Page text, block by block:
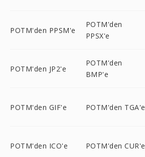
POTM'den PPSM'e
POTM'den
PPSX'e
POTM'den JP2'e
POTM'den
BMP'e
POTM'den GIF'e POTM'den TGA'e
POTM'den ICO'e POTM'den CUR'e